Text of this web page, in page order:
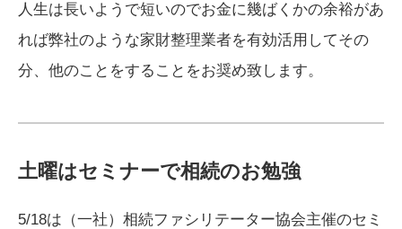
人生は長いようで短いのでお金に幾ばくかの余裕があ
れば弊社のような家財整理業者を有効活用してその
分、他のことをすることをお奨め致します。
土曜はセミナーで相続のお勉強
5/18は（一社）相続ファシリテーター協会主催のセミ